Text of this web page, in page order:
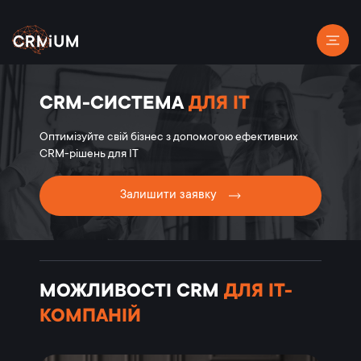
CRM-СИСТЕМАДЛЯ IT
Оптимізуйте свій бізнес з допомогою ефективних
CRM-рішень для IT
Залишити заявку
МОЖЛИВОСТІ CRM ДЛЯ IT-
КОМПАНІЙ